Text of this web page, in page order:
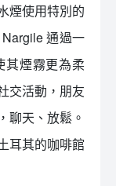
煙使用特別的
通過一
其煙霧更為柔
交活動，朋友
聊天、放鬆。
耳其的咖啡館